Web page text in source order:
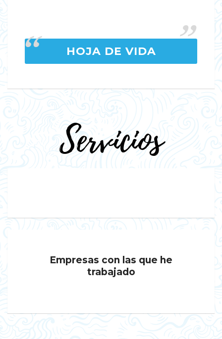
HOJA DE VIDA
Servicios
Empresas con las que he
trabajado